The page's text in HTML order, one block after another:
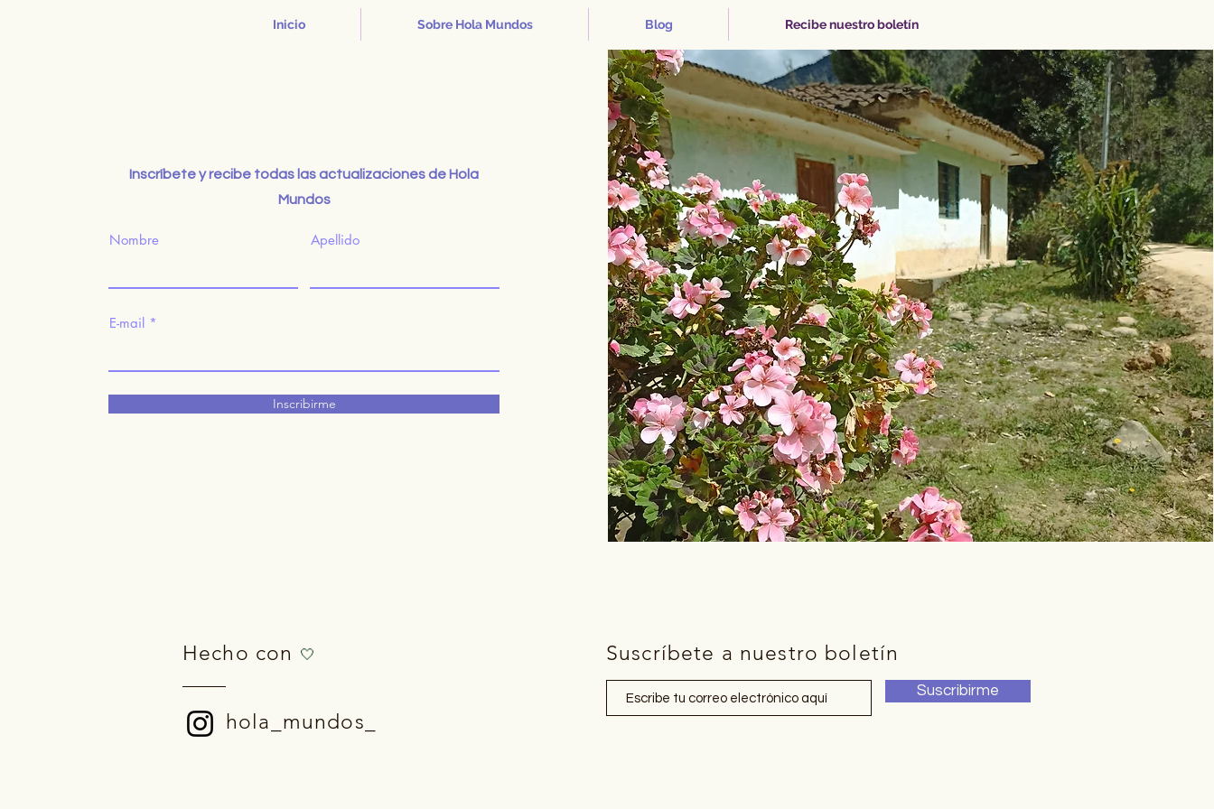
Inicio Sobre Hola Mundos Blog Recibe nuestro boletín
Inscríbete y recibe todas las actualizaciones de Hola
Mundos
Nombre Apellido
E-mail
Inscribirme
Hecho con 🤍
hola_mundos_
Suscríbete a nuestro boletín
Suscribirme